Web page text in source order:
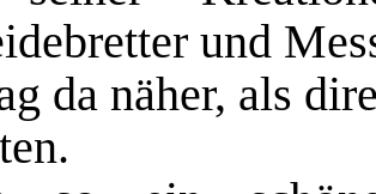
und
da näher, als